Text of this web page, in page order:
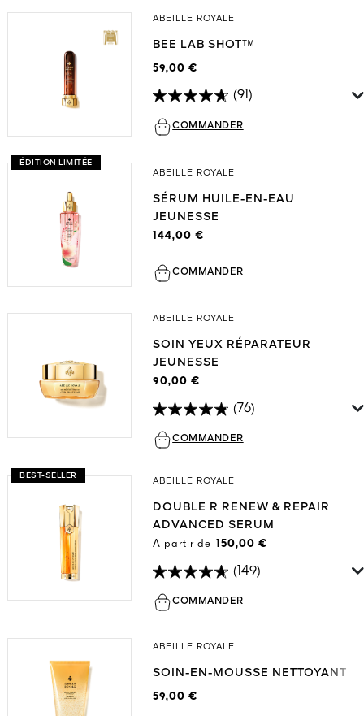
ABEILLE ROYALE
BEE LAB SHOTᵀᴹ
59,00 €
(91)
COMMANDER
ÉDITION LIMITÉE
ABEILLE ROYALE
SÉRUM HUILE-EN-EAU
JEUNESSE
144,00 €
COMMANDER
ABEILLE ROYALE
SOIN YEUX RÉPARATEUR
JEUNESSE
90,00 €
(76)
COMMANDER
BEST-SELLER
ABEILLE ROYALE
DOUBLE R RENEW & REPAIR
ADVANCED SERUM
A partir de 150,00 €
(149)
COMMANDER
ABEILLE ROYALE
SOIN-EN-MOUSSE NETTOYANT
59,00 €